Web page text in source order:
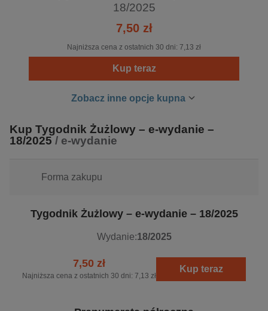
18/2025
7,50 zł
Najniższa cena z ostatnich 30 dni: 7,13 zł
Kup teraz
Zobacz inne opcje kupna
Kup Tygodnik Żużlowy – e-wydanie –
18/2025 / e-wydanie
Forma zakupu
Tygodnik Żużlowy – e-wydanie – 18/2025
Wydanie:18/2025
7,50 zł
Najniższa cena z ostatnich 30 dni: 7,13 zł
Kup teraz